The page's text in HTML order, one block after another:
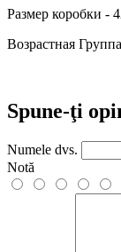
Размер коробки -
Возрастная
Spune-ţi
Numele dvs.
Notă